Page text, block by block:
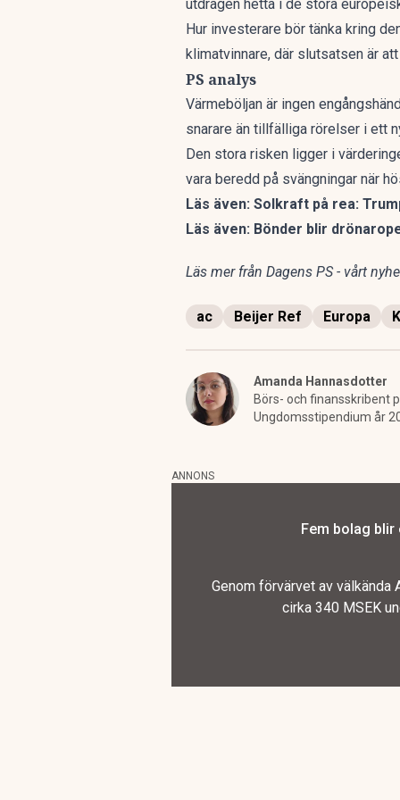
utdragen hetta i de stora
Hur investerare bör tänka kring
klimatvinnare, där slutsatsen är
PS analys
Värmeböljan är ingen
snarare än tillfälliga rörelser i ett
Den stora risken ligger i
vara beredd på svängningar när
Läs även: Solkraft på rea:
Läs även: Bönder blir
Läs mer från Dagens PS - vårt
ac Beijer Ref Europa
Amanda Hannasdotter
Börs- och finansskribent
Ungdomsstipendium år
ANNONS
Fem bolag
Genom förvärvet av
cirka 340 MSEK